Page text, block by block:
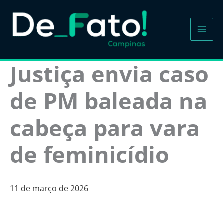
para
Justiça envia caso
de PM baleada na
cabeça para vara
de feminicídio
11 de março de 2026